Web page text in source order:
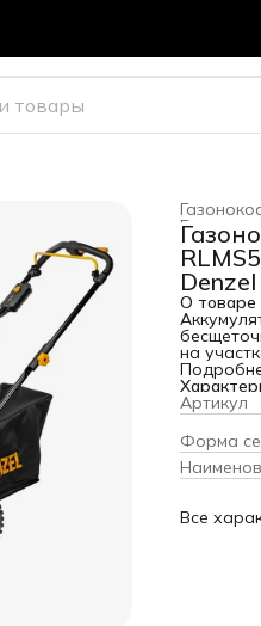
Главная ›
Denzel
О товаре
на
Ion с
нужно
Power
большой
Артикул
Форма
Все